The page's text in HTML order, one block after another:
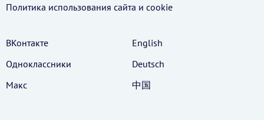
Политика использования cайта и cookie
ВКонтакте
Одноклассники
Макс
English
Deutsch
中国